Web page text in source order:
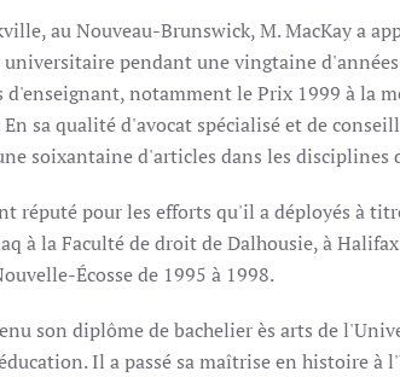
au Nouveau-Brunswick, M. MacKay a
pendant une vingtaine
d'enseignant, notamment le Prix 1999 à la
sa qualité d'avocat spécialisé et de
soixantaine d'articles dans les
réputé pour les efforts qu'il a déployés à
à la Faculté de droit de Dalhousie, à
Écosse de 1995 à 1998.
son diplôme de bachelier ès arts de
Il a passé sa maîtrise en histoire